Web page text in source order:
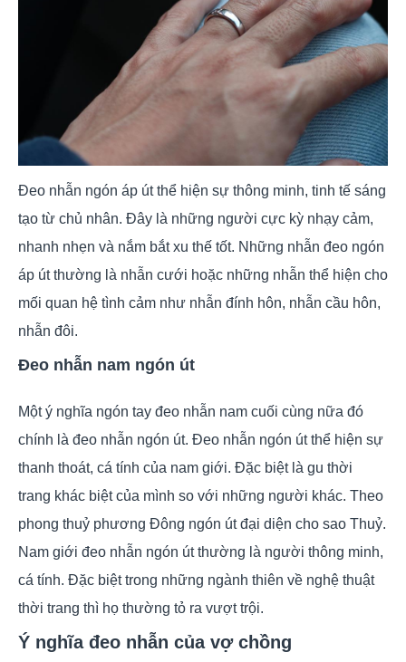
Đeo nhẫn ngón áp út thể hiện sự thông minh, tinh tế sáng
tạo từ chủ nhân. Đây là những người cực kỳ nhạy cảm,
nhanh nhẹn và nắm bắt xu thế tốt. Những nhẫn đeo ngón
áp út thường là nhẫn cưới hoặc những nhẫn thể hiện cho
mối quan hệ tình cảm như nhẫn đính hôn, nhẫn cầu hôn,
nhẫn đôi.
Đeo nhẫn nam ngón út
Một ý nghĩa ngón tay đeo nhẫn nam cuối cùng nữa đó
chính là đeo nhẫn ngón út. Đeo nhẫn ngón út thể hiện sự
thanh thoát, cá tính của nam giới. Đặc biệt là gu thời
trang khác biệt của mình so với những người khác. Theo
phong thuỷ phương Đông ngón út đại diện cho sao Thuỷ.
Nam giới đeo nhẫn ngón út thường là người thông minh,
cá tính. Đặc biệt trong những ngành thiên về nghệ thuật
thời trang thì họ thường tỏ ra vượt trội.
Ý nghĩa đeo nhẫn của vợ chồng